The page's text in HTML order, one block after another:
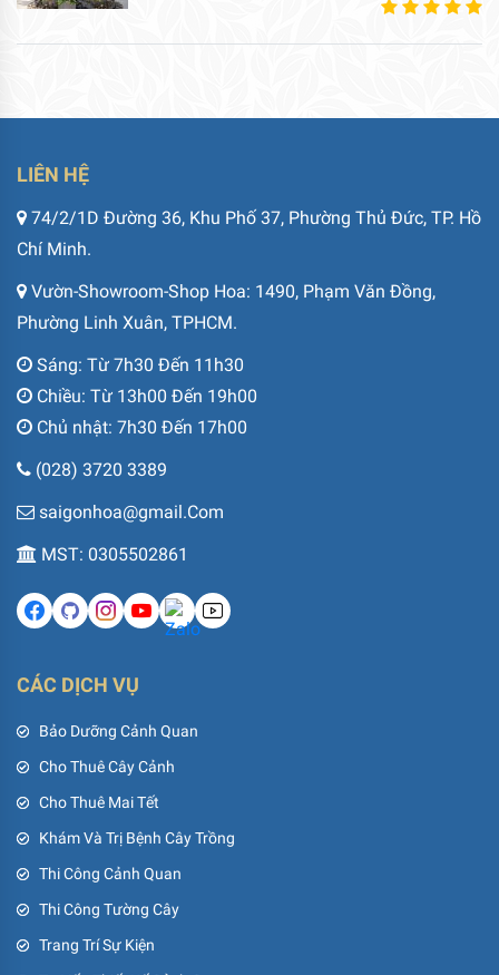
LIÊN HỆ
74/2/1D Đường 36, Khu Phố 37, Phường Thủ Đức, TP. Hồ
Chí Minh.
Vườn-Showroom-Shop Hoa: 1490, Phạm Văn Đồng,
Phường Linh Xuân, TPHCM.
Sáng: Từ 7h30 Đến 11h30
Chiều: Từ 13h00 Đến 19h00
Chủ nhật: 7h30 Đến 17h00
(028) 3720 3389
saigonhoa@gmail.Com
MST: 0305502861
CÁC DỊCH VỤ
Bảo Dưỡng Cảnh Quan
Cho Thuê Cây Cảnh
Cho Thuê Mai Tết
Khám Và Trị Bệnh Cây Trồng
Thi Công Cảnh Quan
Thi Công Tường Cây
Trang Trí Sự Kiện